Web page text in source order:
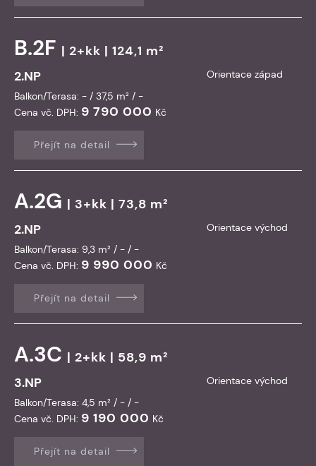
B.2F | 2+kk | 124,1 m²
2.NP
Orientace západ
Balkon/Terasa: - / 37,5 m² / -
Cena vč. DPH: 9 790 000 Kč
Přejít na detail
A.2G | 3+kk | 73,8 m²
2.NP
Orientace východ
Balkon/Terasa: 9,3 m² / - / -
Cena vč. DPH: 9 990 000 Kč
Přejít na detail
A.3C | 2+kk | 58,9 m²
3.NP
Orientace východ
Balkon/Terasa: 4,5 m² / - / -
Cena vč. DPH: 9 190 000 Kč
Přejít na detail